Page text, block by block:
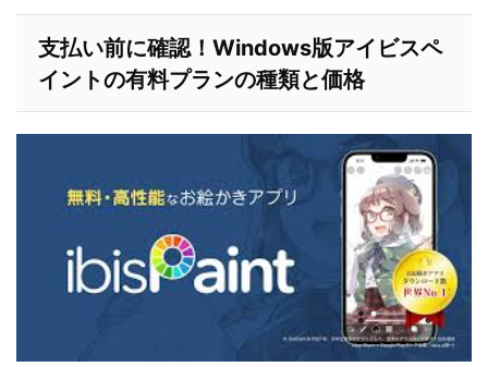
支払い前に確認！Windows版アイビスペ
イントの有料プランの種類と価格